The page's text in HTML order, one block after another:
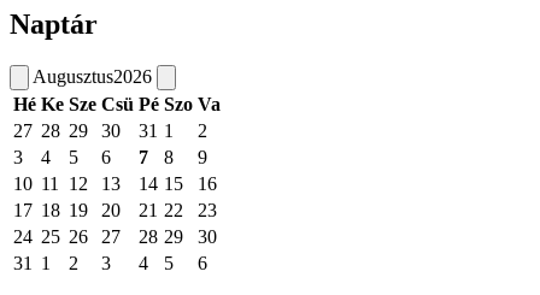
Naptár
Augusztus2026
Hé Ke Sze Csü Pé Szo Va
27 28 29 30 31 1
2
3
4 5 6 7 8
9
10 11 12 13 14 15
16
17 18 19 20 21 22
23
24 25 26 27 28 29
30
31
1 2 3 4 5 6